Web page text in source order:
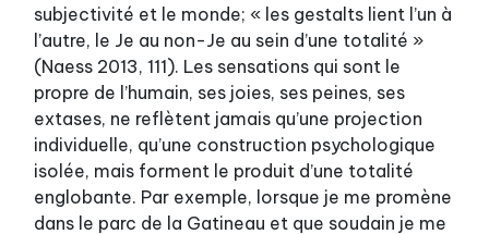
subjectivité et le monde; « les gestalts lient l’un à
l’autre, le Je au non-Je au sein d’une totalité »
(Naess 2013, 111). Les sensations qui sont le
propre de l’humain, ses joies, ses peines, ses
extases, ne reflètent jamais qu’une projection
individuelle, qu’une construction psychologique
isolée, mais forment le produit d’une totalité
englobante. Par exemple, lorsque je me promène
dans le parc de la Gatineau et que soudain je me